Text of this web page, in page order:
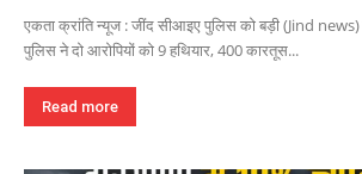
एकता क्रांति न्यूज : जींद सीआइए पुलिस को बड़ी (Jind news)
पुलिस ने दो आरोपियों को 9 हथियार, 400 कारतूस...
Read more